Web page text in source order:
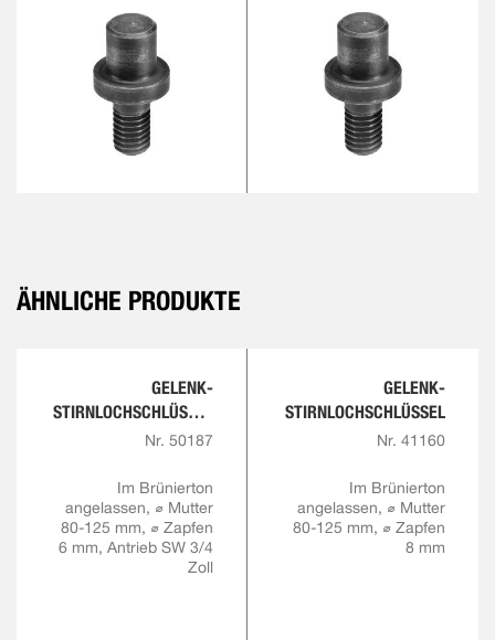
ÄHNLICHE PRODUKTE
GELENK-
STIRNLOCHSCHLÜSSEL
MIT AUFNAHME FÜR
SEL
Nr. 50187
Im Brünierton
angelassen, ⌀ Mutter
80-125 mm, ⌀ Zapfen
6 mm, Antrieb SW 3/4
Zoll
GELENK-
STIRNLOCHSCHLÜSSEL
Nr. 41160
Im Brünierton
angelassen, ⌀ Mutter
80-125 mm, ⌀ Zapfen
8 mm